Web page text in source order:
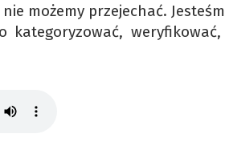
możemy przejechać.
kategoryzować,